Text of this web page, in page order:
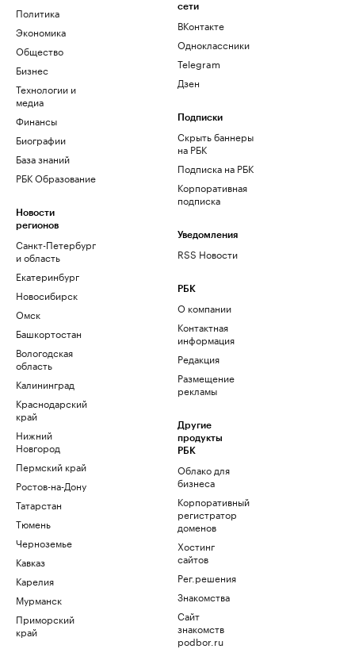
Политика
Экономика
Общество
Бизнес
Технологии и
медиа
Финансы
Биографии
База знаний
РБК Образование
Новости
регионов
Санкт-Петербург
и область
Екатеринбург
Новосибирск
Омск
Башкортостан
Вологодская
область
Калининград
Краснодарский
край
Нижний
Новгород
Пермский край
Ростов-на-Дону
Татарстан
Тюмень
Черноземье
Кавказ
Карелия
Мурманск
Приморский
край
сети
ВКонтакте
Одноклассники
Telegram
Дзен
Подписки
Скрыть баннеры
на РБК
Подписка на РБК
Корпоративная
подписка
Уведомления
RSS Новости
РБК
О компании
Контактная
информация
Редакция
Размещение
рекламы
Другие
продукты
РБК
Облако для
бизнеса
Корпоративный
регистратор
доменов
Хостинг
сайтов
Рег.решения
Знакомства
Сайт
знакомств
podbor.ru